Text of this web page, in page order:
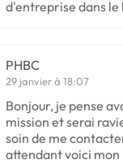
d'entreprise dans le
PHBC
29 janvier à 18:07
Bonjour, je pense
mission et serai
soin de me
attendant voici mon